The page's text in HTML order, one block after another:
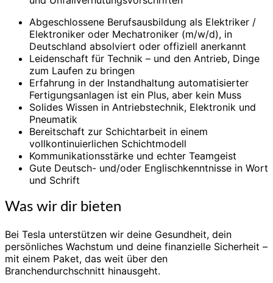
Abgeschlossene Berufsausbildung als Elektriker /
Elektroniker oder Mechatroniker (m/w/d), in
Deutschland absolviert oder offiziell anerkannt
Leidenschaft für Technik – und den Antrieb, Dinge
zum Laufen zu bringen
Erfahrung in der Instandhaltung automatisierter
Fertigungsanlagen ist ein Plus, aber kein Muss
Solides Wissen in Antriebstechnik, Elektronik und
Pneumatik
Bereitschaft zur Schichtarbeit in einem
vollkontinuierlichen Schichtmodell
Kommunikationsstärke und echter Teamgeist
Gute Deutsch- und/oder Englischkenntnisse in Wort
und Schrift
Was wir dir bieten
Bei Tesla unterstützen wir deine Gesundheit, dein
persönliches Wachstum und deine finanzielle Sicherheit –
mit einem Paket, das weit über den
Branchendurchschnitt hinausgeht.